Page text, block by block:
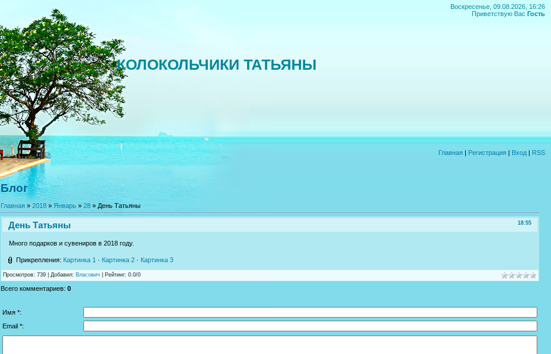
Воскресенье, 09.08.2026, 16:26
Приветствую Вас Гость
КОЛОКОЛЬЧИКИ ТАТЬЯНЫ
Главная | Регистрация | Вход | RSS
Блог
Главная » 2018 » Январь » 28 » День Татьяны
18:55
День Татьяны
Много подарков и сувениров в 2018 году.
Прикрепления: Картинка 1 · Картинка 2 · Картинка 3
Просмотров: 739 | Добавил: Власович Рейтинг: 0.0/0
Всего комментариев: 0
Имя *:
Email *: